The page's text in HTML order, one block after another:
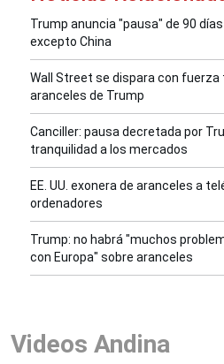
Trump anuncia "pausa" de 90
excepto China
Wall Street se dispara con fuerza
aranceles de Trump
Canciller: pausa decretada por
tranquilidad a los mercados
EE. UU. exonera de aranceles a
ordenadores
Trump: no habrá "muchos
con Europa" sobre aranceles
Videos Andina